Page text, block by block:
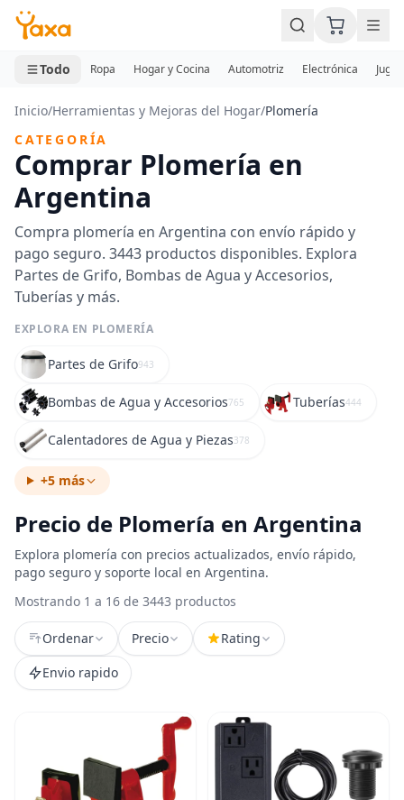
MINI CARRITO
0 productos
Todo Ropa Hogar y Cocina Automotriz Electrónica
Inicio/Herramientas y Mejoras del Hogar/Plomería
CATEGORÍA
Comprar Plomería en
Argentina
Compra plomería en Argentina con envío rápido y
pago seguro. 3443 productos disponibles. Explora
Partes de Grifo, Bombas de Agua y Accesorios,
Tuberías y más.
EXPLORA EN PLOMERÍA
Partes de Grifo943
Bombas de Agua y Accesorios765 Tuberías444
Calentadores de Agua y Piezas378
+5 más
Precio de Plomería en Argentina
Explora plomería con precios actualizados, envío rápido,
pago seguro y soporte local en Argentina.
Mostrando 1 a 16 de 3443 productos
Ordenar Precio
Rating
Envio rapido